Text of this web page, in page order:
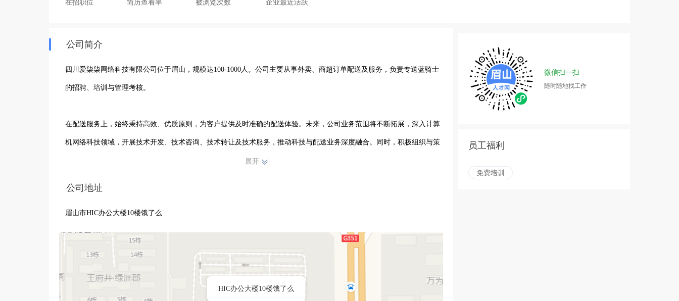
在招职位 简历查看率 被浏览次数 企业最近活跃
公司简介
四川爱柒柒网络科技有限公司位于眉山，规模达100-1000人。公司主要从事外卖、商超订单配送及服务，负责专送蓝骑士
的招聘、培训与管理考核。
在配送服务上，始终秉持高效、优质原则，为客户提供及时准确的配送体验。未来，公司业务范围将不断拓展，深入计算
机网络科技领域，开展技术开发、技术咨询、技术转让及技术服务，推动科技与配送业务深度融合。同时，积极组织与策
划文化艺术交流活动，丰富员工及客户的精神文化生活。并涉足餐饮管理领域，助力餐饮行业更好发展。
平台，为眉山地区及更广泛区域的用户和商家提供卓越服务，持续提升行业影响力，在激烈的市场竞争中稳步前行，实现
公司的长远发展目标，成为行业内备受信赖的企业。
展开
公司地址
眉山市HIC办公大楼10楼饿了么
HIC办公大楼10楼饿了么
微信扫一扫
随时随地找工作
员工福利
免费培训